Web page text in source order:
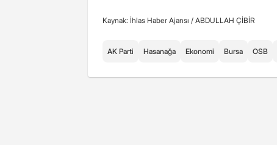
Kaynak: İhlas Haber Ajansı / ABDULLAH ÇİBİR
AK Parti Hasanağa Ekonomi Bursa OSB